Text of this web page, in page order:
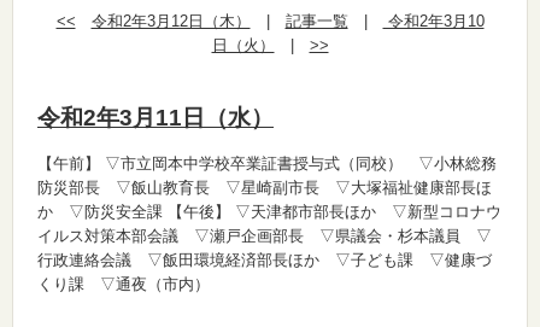
<< 令和2年3月12日（木） 記事一覧
令和2年3月10
日（火）
>>
令和2年3月11日（水）
【午前】
▽市立岡本中学校卒業証書授与式（同校） ▽小林総務
防災部長 ▽飯山教育長 ▽星崎副市長 ▽大塚福祉健康部長ほ
か ▽防災安全課 【午後】
▽天津都市部長ほか ▽新型コロナウ
イルス対策本部会議 ▽瀬戸企画部長 ▽県議会・杉本議員 ▽
行政連絡会議 ▽飯田環境経済部長ほか ▽子ども課 ▽健康づ
くり課 ▽通夜（市内）